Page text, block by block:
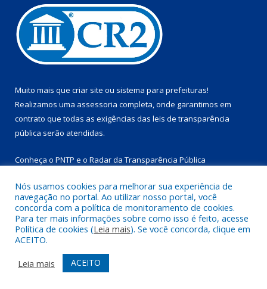
Muito mais que criar site ou sistema para prefeituras!
Realizamos uma assessoria completa, onde garantimos em
contrato que todas as exigências das leis de transparência
pública serão atendidas.
Conheça o PNTP e o Radar da Transparência Pública
Todos os direitos reservados a Prefeitura Municipal de
Marapanim.
Mapa do Site
Acessar Área Administrativa
Acessar Webmail
Nós usamos cookies para melhorar sua experiência de
navegação no portal. Ao utilizar nosso portal, você
concorda com a política de monitoramento de cookies.
Para ter mais informações sobre como isso é feito, acesse
Política de cookies (Leia mais). Se você concorda, clique em
ACEITO.
Leia mais
ACEITO